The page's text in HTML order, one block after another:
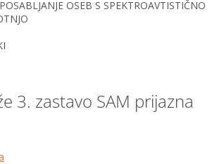
OSEB S SPEKTROAVTISTIČNO
3. zastavo SAM prijazna